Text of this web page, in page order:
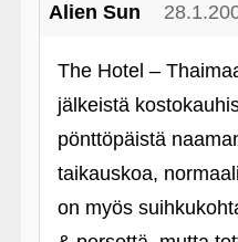
Alien Sun
The Hotel –
jälkeistä
pönttöpäistä
taikauskoa,
on myös